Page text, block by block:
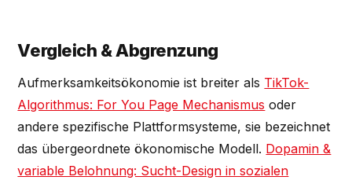
Vergleich & Abgrenzung
Aufmerksamkeitsökonomie ist breiter als TikTok-
Algorithmus: For You Page Mechanismus oder
andere spezifische Plattformsysteme, sie bezeichnet
das übergeordnete ökonomische Modell. Dopamin &
variable Belohnung: Sucht-Design in sozialen